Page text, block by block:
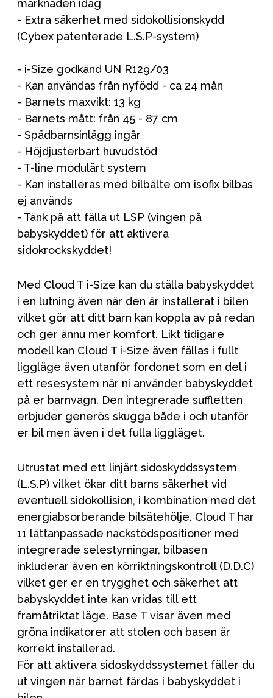
marknaden idag
- Extra säkerhet med sidokollisionskydd
(Cybex patenterade L.S.P-system)
- i-Size godkänd UN R129/03
- Kan användas från nyfödd - ca 24 mån
- Barnets maxvikt: 13 kg
- Barnets mått: från 45 - 87 cm
- Spädbarnsinlägg ingår
- Höjdjusterbart huvudstöd
- T-line modulärt system
- Kan installeras med bilbälte om isofix bilbas
ej används
- Tänk på att fälla ut LSP (vingen på
babyskyddet) för att aktivera
sidokrockskyddet!
Med Cloud T i-Size kan du ställa babyskyddet
i en lutning även när den är installerat i bilen
vilket gör att ditt barn kan koppla av på redan
och ger ännu mer komfort. Likt tidigare
modell kan Cloud T i-Size även fällas i fullt
liggläge även utanför fordonet som en del i
ett resesystem när ni använder babyskyddet
på er barnvagn. Den integrerade suffletten
erbjuder generös skugga både i och utanför
er bil men även i det fulla liggläget.
Utrustat med ett linjärt sidoskyddssystem
(L.S.P) vilket ökar ditt barns säkerhet vid
eventuell sidokollision, i kombination med det
energiabsorberande bilsätehölje. Cloud T har
11 lättanpassade nackstödspositioner med
integrerade selestyrningar, bilbasen
inkluderar även en körriktningskontroll (D.D.C)
vilket ger er en trygghet och säkerhet att
babyskyddet inte kan vridas till ett
framåtriktat läge. Base T visar även med
gröna indikatorer att stolen och basen är
korrekt installerad.
För att aktivera sidoskyddssystemet fäller du
ut vingen när barnet färdas i babyskyddet i